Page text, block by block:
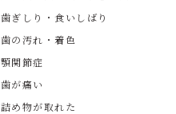
歯ぎしり・食いしばり
歯の汚れ・着色
顎関節症
歯が痛い
詰め物が取れた